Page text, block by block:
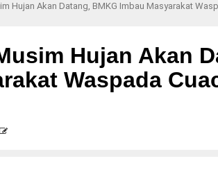
Hujan Akan Datang, BMKG Imbau Masyarakat
Hujan Akan
Waspada